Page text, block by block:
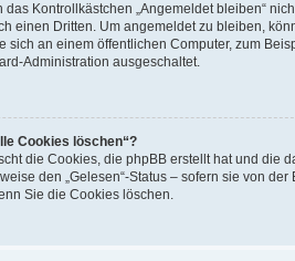
das Kontrollkästchen „Angemeldet bleiben“
einen Dritten. Um angemeldet zu bleiben,
sich an einem öffentlichen Computer, zum
Administration ausgeschaltet.
Cookies löschen“?
die Cookies, die phpBB erstellt hat und
den „Gelesen“-Status – sofern sie von
Sie die Cookies löschen.